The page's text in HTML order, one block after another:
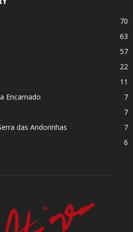
70
63
57
22
11
Encarnado
7
7
das Andorinhas
7
6